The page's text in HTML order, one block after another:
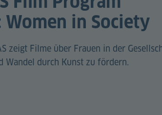
Women in Society
zeigt Filme über Frauen in der
Wandel durch Kunst zu fördern.